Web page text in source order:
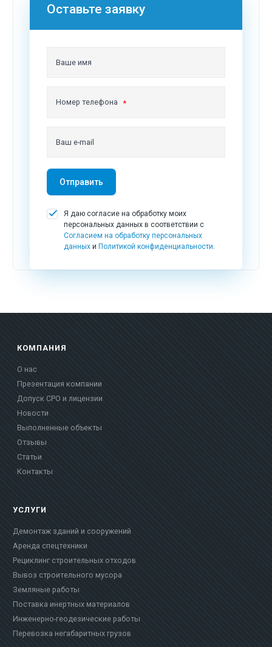
Оставьте заявку
Ваше имя
Номер телефона
Ваш e-mail
Отправить
Я даю согласие на обработку моих
персональных данных в соответствии с
Согласием на обработку персональных
данных и Политикой конфиденциальности
КОМПАНИЯ
О нас
Презентация компании
Допуск СРО и лицензии
Новости
Выполненные объекты
Отзывы
Статьи
Контакты
УСЛУГИ
Демонтаж зданий и сооружений
Аренда спецтехники
Рециклинг строительных отходов
Вывоз строительного мусора
Земляные работы
Поставка инертных материалов
Инженерно-геодезические работы
Перевозка негабаритных грузов